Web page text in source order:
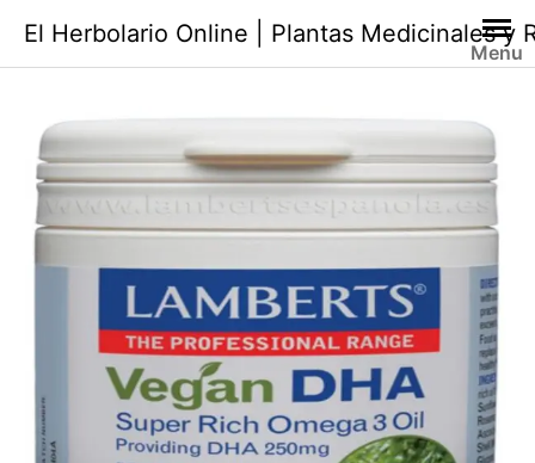
contenido
El Herbolario Online | Plantas Medicinales y
Menu